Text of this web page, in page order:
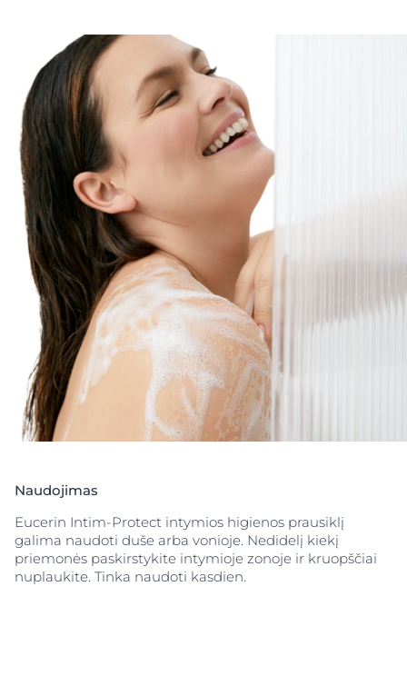
natūralią makšties mikroflorą, tuo pačiu padėdamas
nuraminti sudirgimus. Formulėje yra bisabololio,
žinomo dėl savo uždegimą malšinančių savybių. Intim
Protect prausiklis nuramina ir padeda apsisaugoti nuo
sudirgimo.
Naudojimas
Eucerin Intim-Protect intymios higienos prausiklį
galima naudoti duše arba vonioje. Nedidelį kiekį
priemonės paskirstykite intymioje zonoje ir kruopščiai
nuplaukite. Tinka naudoti kasdien.